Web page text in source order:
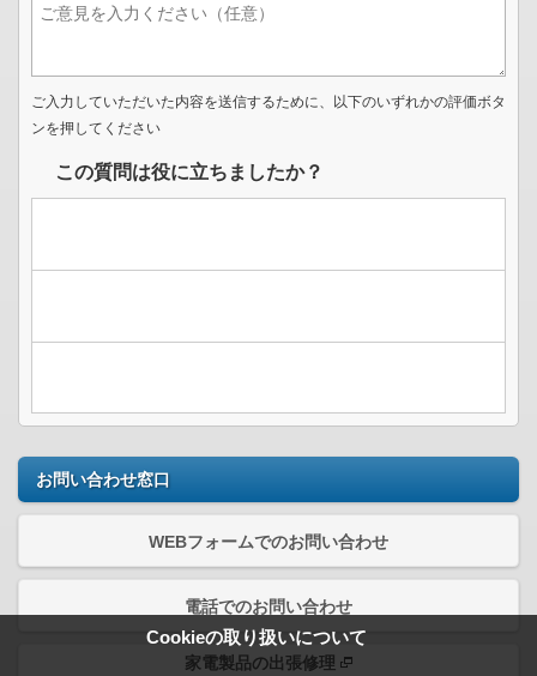
Cookieの取り扱いについて
ご入力していただいた内容を送信するために、以下のいずれかの評価ボタ
ンを押してください
この質問は役に立ちましたか？
お問い合わせ窓口
WEBフォームでのお問い合わせ
電話でのお問い合わせ
家電製品の出張修理